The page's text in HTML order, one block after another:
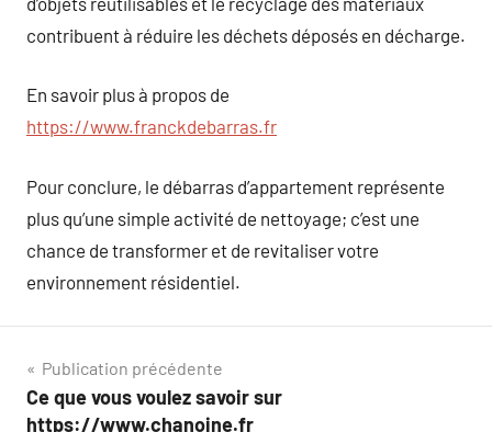
contribuent à réduire les déchets déposés en décharge.
En savoir plus à propos de
https://www.franckdebarras.fr
Pour conclure, le débarras d’appartement représente
plus qu’une simple activité de nettoyage; c’est une
chance de transformer et de revitaliser votre
environnement résidentiel.
Navigation
de
Publication précédente
Ce que vous voulez savoir sur
https://www.chanoine.fr